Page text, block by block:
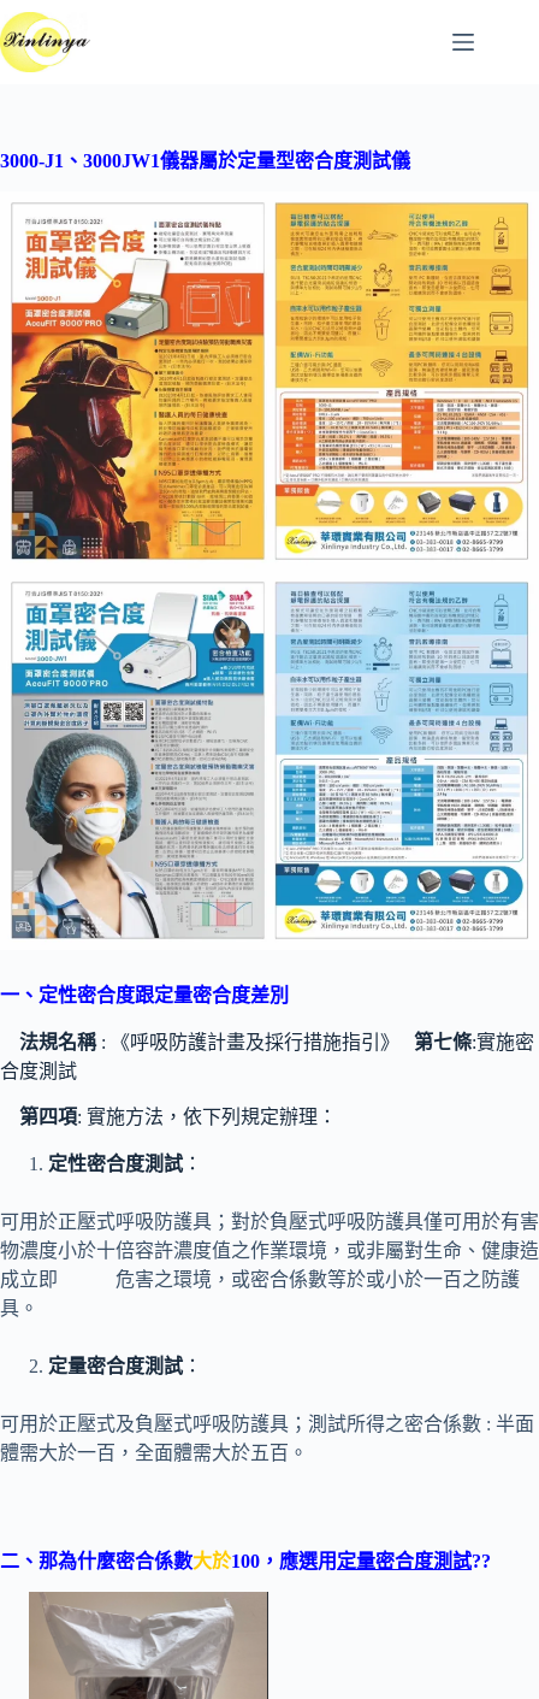
跳
至
主
容
3000-J1 、3000JW1儀器屬於定量型密合度測試儀
一 、定性密合度跟定量密合度差別
法規名稱 : 《呼吸防護計畫及採行措施指引》 第七條:實施密
合度測試
第四項: 實施方法，依下列規定辦理：
定性密合度測試 ：
可用於正壓式呼吸防護具；對於負壓式呼吸防護具僅可用於有害
物濃度小於十倍容許濃度值之作業環境，或非屬對生命、健康造
成立即 危害之環境，或密合係數等於或小於一百之防護
具。
定量密合度測試 ：
可用於正壓式及負壓式呼吸防護具；測試所得之密合係數 : 半面
體需大於一百，全面體需大於五百。
二 、 那為什麼密合係數大於100，應選用 定量密合度測試??